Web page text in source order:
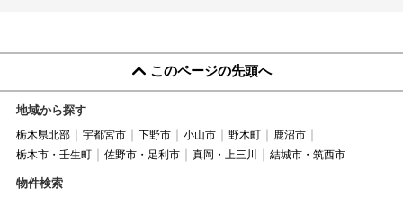
このページの先頭へ
地域から探す
栃木県北部 宇都宮市 下野市 小山市 野木町
鹿沼市
栃木市・壬生町
佐野市・足利市 真岡・上三川 結城市・筑西市
物件検索